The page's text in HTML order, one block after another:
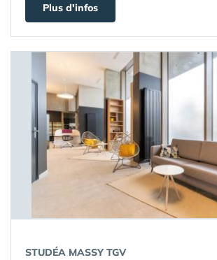
Plus d'infos
STUDÉA MASSY TGV